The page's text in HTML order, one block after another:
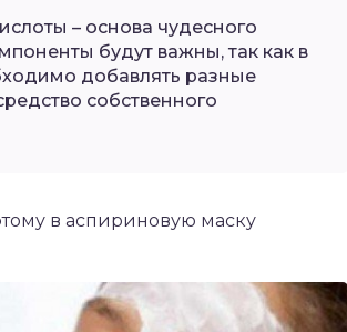
– основа чудесного
будут важны, так как в
добавлять разные
собственного
в аспириновую маску